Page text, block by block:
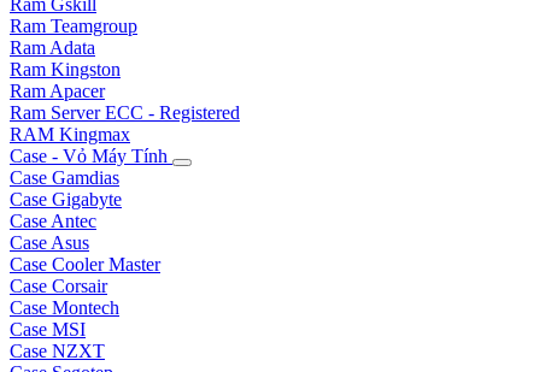
Ram Gskill
Ram Teamgroup
Ram Adata
Ram Kingston
Ram Apacer
Ram Server ECC - Registered
RAM Kingmax
Case - Vỏ Máy Tính
Case Gamdias
Case Gigabyte
Case Antec
Case Asus
Case Cooler Master
Case Corsair
Case Montech
Case MSI
Case NZXT